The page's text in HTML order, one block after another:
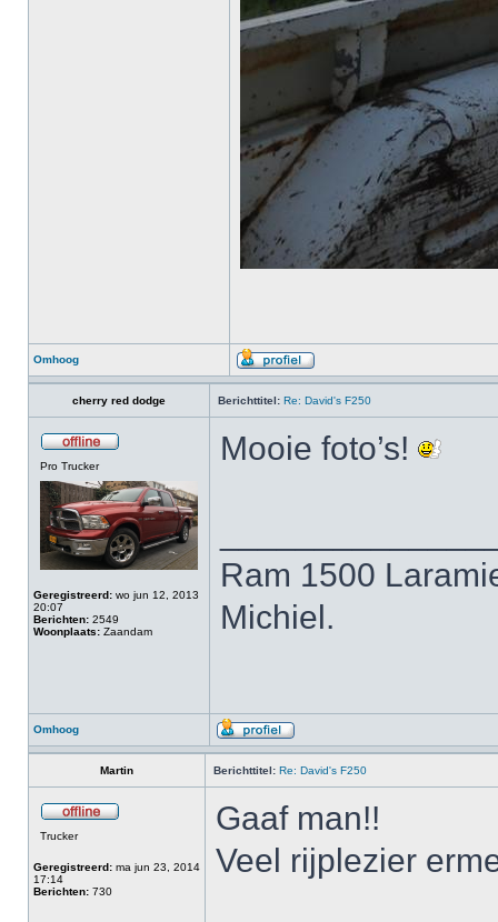
Omhoog
cherry red dodge Berichttitel: Re: David's F250
Pro Trucker
Geregistreerd: wo jun 12, 2013
20:07
Berichten: 2549
Woonplaats: Zaandam
Mooie foto’s!
Ram 1500
Michiel.
Omhoog
Martin Berichttitel: Re: David's F250
Trucker
Geregistreerd: ma jun 23, 2014
17:14
Berichten: 730
Gaaf man!!
Veel rijplezier